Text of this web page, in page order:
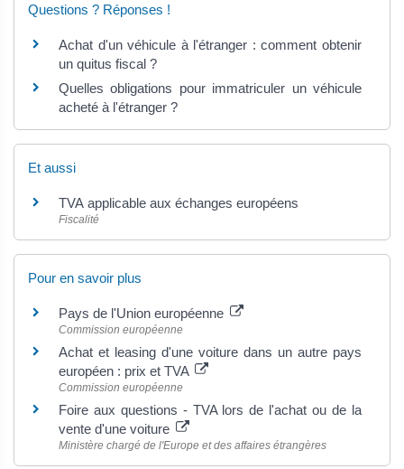
Questions ? Réponses !
Achat d'un véhicule à l'étranger : comment obtenir
un quitus fiscal ?
Quelles obligations pour immatriculer un véhicule
acheté à l'étranger ?
Et aussi
TVA applicable aux échanges européens
Fiscalité
Pour en savoir plus
Pays de l'Union européenne
Commission européenne
Achat et leasing d'une voiture dans un autre pays
européen : prix et TVA
Commission européenne
Foire aux questions - TVA lors de l'achat ou de la
vente d'une voiture
Ministère chargé de l'Europe et des affaires étrangères